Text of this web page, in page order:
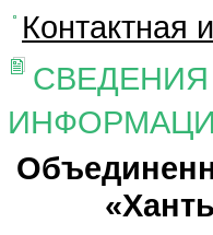
Контактная